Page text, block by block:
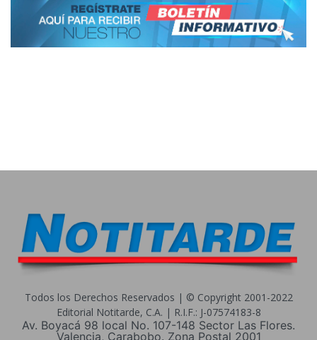
Todos los Derechos Reservados | © Copyright 2001-2022
Editorial Notitarde, C.A. | R.I.F.: J-07574183-8
Av. Boyacá 98 local No. 107-148 Sector Las Flores.
Valencia, Carabobo. Zona Postal 2001